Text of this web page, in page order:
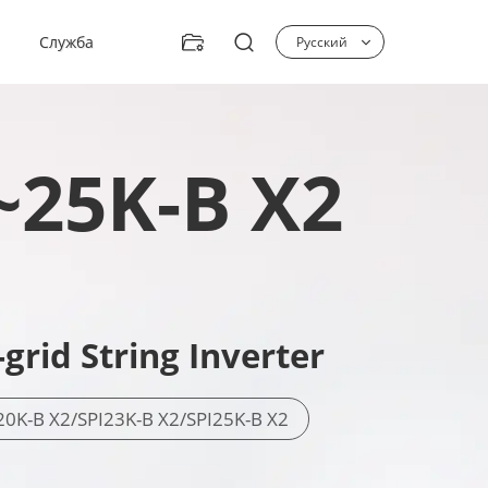
Практический пример
Служба
Свяжитесь с нами
 Русский 
Italy Kazakhstan
B X2
grid String Inverter
B X2/SPI23K-B X2/SPI25K-B X2